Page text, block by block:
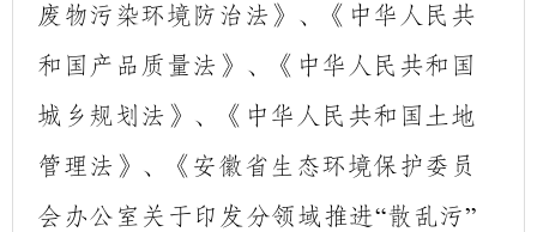
废物污染环境防治法》、《中华人民共
和国产品质量法》、《中华人民共和国
城乡规划法》、《中华人民共和国土地
管理法》、《安徽省生态环境保护委员
会办公室关于印发分领域推进“散乱污”